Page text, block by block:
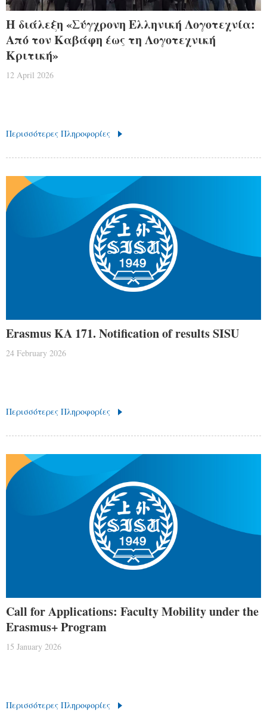
Η διάλεξη «Σύγχρονη Ελληνική Λογοτεχνία:
Από τον Καβάφη έως τη Λογοτεχνική
Κριτική»
12 April 2026
Περισσότερες Πληροφορίες
Erasmus KA 171. Notification of results SISU
24 February 2026
Περισσότερες Πληροφορίες
Call for Applications: Faculty Mobility under the
Erasmus+ Program
15 January 2026
Περισσότερες Πληροφορίες